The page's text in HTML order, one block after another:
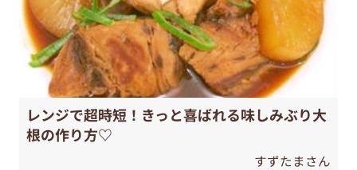
レンジで超時短！きっと喜ばれる味しみぶり大
根の作り方♡
すずたまさん